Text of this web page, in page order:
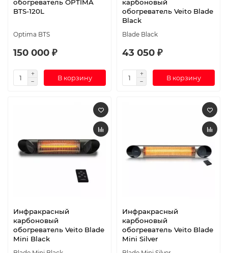
обогреватель OPTIMA
BTS-120L
Optima BTS
150 000 ₽
В корзину
карбоновый
обогреватель Veito Blade
Black
Blade Black
43 050 ₽
В корзину
Инфракрасный
карбоновый
обогреватель Veito Blade
Mini Black
Инфракрасный
карбоновый
обогреватель Veito Blade
Mini Silver